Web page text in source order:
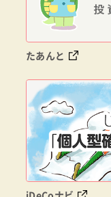
たあんと